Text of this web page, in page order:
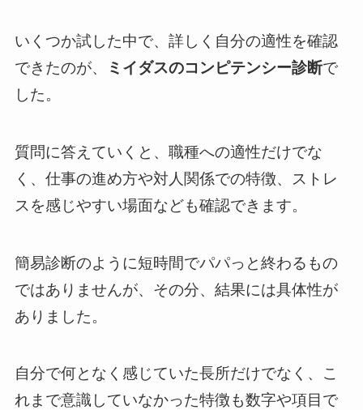
いくつか試した中で、詳しく自分の適性を確認
できたのが、
ミイダスのコンピテンシー診断で
した。
質問に答えていくと、職種への適性だけでな
く、仕事の進め方や対人関係での特徴、ストレ
スを感じやすい場面なども確認できます。
簡易診断のように短時間でパパっと終わるもの
ではありませんが、その分、結果には具体性が
ありました。
自分で何となく感じていた長所だけでなく、こ
れまで意識していなかった特徴も数字や項目で